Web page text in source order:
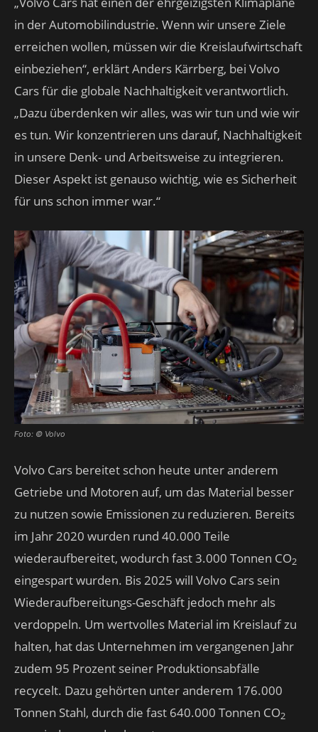
in der Automobilindustrie. Wenn wir unsere Ziele
erreichen wollen, müssen wir die Kreislaufwirtschaft
einbeziehen“, erklärt Anders Kärrberg, bei Volvo
Cars für die globale Nachhaltigkeit verantwortlich.
„Dazu überdenken wir alles, was wir tun und wie wir
es tun. Wir konzentrieren uns darauf, Nachhaltigkeit
in unsere Denk- und Arbeitsweise zu integrieren.
Dieser Aspekt ist genauso wichtig, wie es Sicherheit
für uns schon immer war.“
Foto: © Volvo
Volvo Cars bereitet schon heute unter anderem
Getriebe und Motoren auf, um das Material besser
zu nutzen sowie Emissionen zu reduzieren. Bereits
im Jahr 2020 wurden rund 40.000 Teile
wiederaufbereitet, wodurch fast 3.000 Tonnen CO2
eingespart wurden. Bis 2025 will Volvo Cars sein
Wiederaufbereitungs-Geschäft jedoch mehr als
verdoppeln. Um wertvolles Material im Kreislauf zu
halten, hat das Unternehmen im vergangenen Jahr
zudem 95 Prozent seiner Produktionsabfälle
recycelt. Dazu gehörten unter anderem 176.000
Tonnen Stahl, durch die fast 640.000 Tonnen CO2